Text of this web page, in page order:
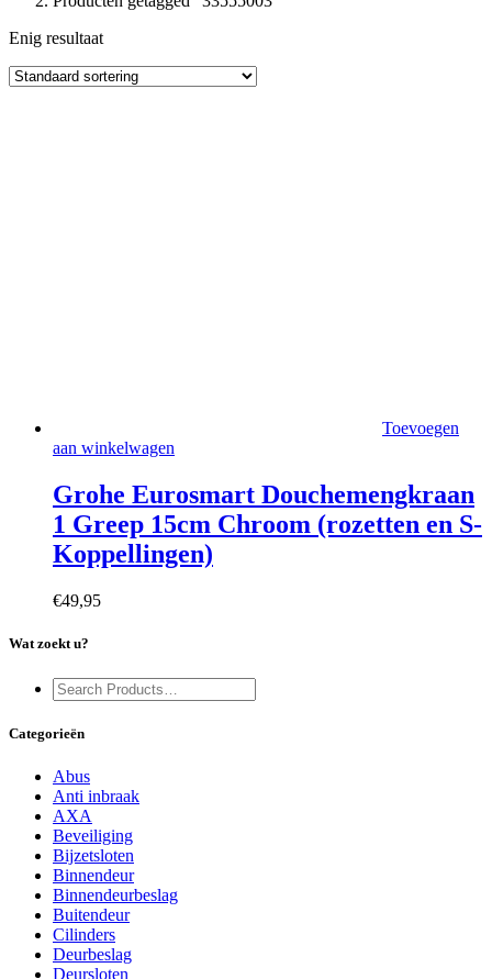
Enig resultaat
Toevoegen
aan winkelwagen
Grohe Eurosmart Douchemengkraan
1 Greep 15cm Chroom (rozetten en S-
Koppellingen)
€49,95
Wat zoekt u?
Categorieën
Abus
Anti inbraak
AXA
Beveiliging
Bijzetsloten
Binnendeur
Binnendeurbeslag
Buitendeur
Cilinders
Deurbeslag
Deursloten